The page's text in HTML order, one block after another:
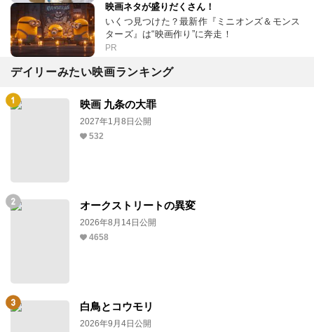
映画ネタが盛りだくさん！
いくつ見つけた？最新作『ミニオンズ＆モンス
ターズ』は“映画作り”に奔走！
PR
デイリーみたい映画ランキング
映画 九条の大罪
2027年1月8日公開
532
オークストリートの異変
2026年8月14日公開
4658
白鳥とコウモリ
2026年9月4日公開